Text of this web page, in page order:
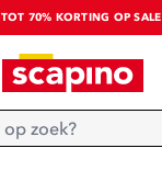
TOT 70% KORTING OP SALE
SALE: LAATSTE KANS!
SHOP NIEUW
Home